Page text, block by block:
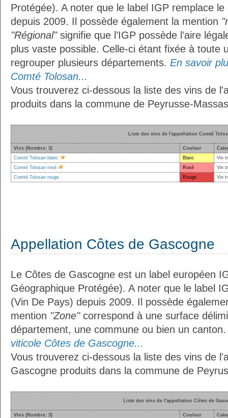
Protégée). A noter que le label IGP remplace
depuis 2009. Il possède également la mention
"Régional"signifie que l’IGP possède l’aire
plus vaste possible. Celle-ci étant fixée à toute
regrouper plusieurs départements. En savoir
Comté Tolosan...
Vous trouverez ci-dessous la liste des vins de
produits dans la commune de Peyrusse-
Liste des vins de l'appellation Comté
Vins (Nombre: 3) Couleur
Comté Tolosan blanc
Blanc
Vin
Comté Tolosan rosé
Rosé
Vin
Comté Tolosan rouge
Rouge Vin
Appellation Côtes de Gascogne
Le Côtes de Gascogne est un label européen
Géographique Protégée). A noter que le label
(Vin De Pays) depuis 2009. Il possède
mention "Zone"correspond à une surface
département, une commune ou bien un
viticole Côtes de Gascogne...
Vous trouverez ci-dessous la liste des vins de
Gascogne produits dans la commune de
Liste des vins de l'appellation Côtes de
Vins (Nombre: 3) Couleur